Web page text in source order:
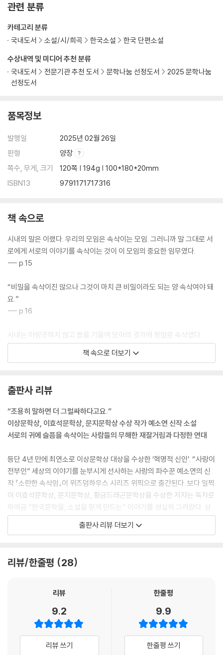
관련 분류
수상내역 및 미디어 추천 분류
국내도서
전문기관 추천 도서 문학나눔 선정도서
2025 문학나눔
선정도서
카테고리 분류
국내도서
소설/시/희곡 한국소설 한국 단편소설
품목정보
발행일
2025년 02월 26일
판형
양장
쪽수, 무게, 크기
120쪽 | 194g | 100*180*20mm
ISBN13
9791171717316
책 속으로
시내의 말은 이랬다. 우리의 모임은 속삭이는 모임. 그러니까 말 그대로 서
로에게 서로의 이야기를 속삭이는 것이 이 모임의 중요한 임무였다.
--- p.15
“비밀을 속삭이진 않으나 그것이 마치 큰 비밀이라도 되는 양 속삭여야 돼
요.”
--- p.16
시내는 아랑곳하지 않고 몸을 기울여 모아의 귓가에 정말로 속삭였다.
“제게는 아이가 있어요.”
“아니요. 그냥 아인데요.”
--- pp.16-17
“중요하지 않아도 속삭임으로써 중요해져요. 그러니까 우리 사이에 허투
--- p.18
팽팽한 신경전. 하는 수 없이 모아는 필살기를 쓰기로 했다. 손바닥을 세워
입가에 갖다 대고 몸을 숙였다. 꼭 아주 중요한 말을 하려는 사람처럼. 그러
자 여자도 잠시 망설이다가 몸을 조금 앞으로 숙였다. 역시. 신중하게 말하
려는 자세를 취하는 사람 앞에서는 들으려는 자세로 응수하게 된다.
고 운동장에서 경보하며 빨리 말하라고 재촉하는 사람.
“분명히 이유를 알고 있었는데 언젠가부터 이유를 잃어버리고 슬픔만 남
았아요.”
모아가 시내의 말에 고개를 끄덕거리며 부드럽게 속삭였다.
책 속으로 더보기
출판사 리뷰
“조용히 말하면 더 그럴싸하다고요.”
이상문학상, 이효석문학상, 문지문학상 수상 작가 예소연 신작 소설
서로의 귀에 슬픔을 속삭이는 사람들의 무해한 재잘거림과 다정한 연대
등단 4년 만에 최연소로 이상문학상 대상을 수상한 ‘혁명적 신인’. “사랑이
전부인” 세상의 이야기를 눈부시게 선사하는 사랑의 파수꾼 예소연의 신
작 『소란한 속삭임』이 위즈덤하우스 시리즈 위픽으로 출간된다. 보다 일찍
이 이효석문학상, 문지문학상, 황금드래곤문학상을 수상한 저자는 독자로
하여금 “한국문학을, 소설을 믿게 만드는” 이야기를 성실히 그려왔다. 상
황의 떠들썩함을 모두 이해한다는 듯 조금 더 고요하고 몽글몽글한 분위기
를 물씬 풍기는 『소란한 속삭임』은 자기만의 평정을 영리하게 찾아가는,
회사에 있는 아홉 시간보다 퇴근 후 지하철에서 보내는 한 시간을 더 끔찍
서는 ‘시내’를 보게 된다. 그리고 그 남성이 시끄럽다는 것에 동조했다는 이
역 근처 벤치에 앉아 ‘시내’의 이야기를 듣던 ‘모아’는 그 모임이라는 것이
그러니까, 명칭은 ‘속삭이는 모임’이고 회원은 자신과 ‘시내’ 단둘뿐이며,
손을 세우고 입을 가린 다음 반드시 비밀이 아닌 것들을 속삭여야 한다는
사실을 알게 된다.
출판사 리뷰 더보기
리뷰/한줄평 28
리뷰
9.2
리뷰 쓰기
한줄평
9.9
한줄평 쓰기